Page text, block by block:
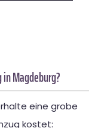
Magdeburg?
eine grobe
kostet: